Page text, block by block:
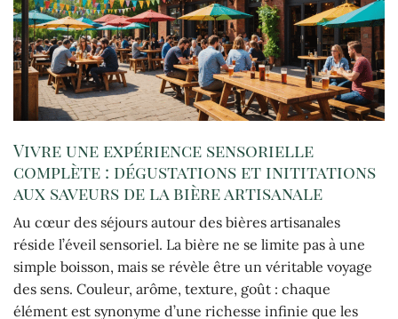
Vivre une expérience sensorielle
complète : dégustations et inititations
aux saveurs de la bière artisanale
Au cœur des séjours autour des bières artisanales
réside l’éveil sensoriel. La bière ne se limite pas à une
simple boisson, mais se révèle être un véritable voyage
des sens. Couleur, arôme, texture, goût : chaque
élément est synonyme d’une richesse infinie que les